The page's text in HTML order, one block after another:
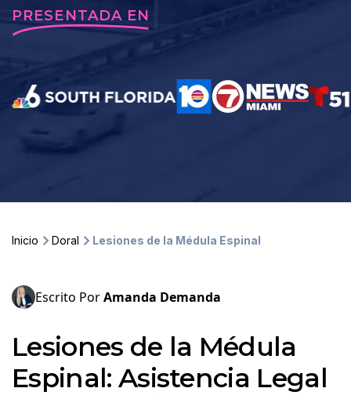
PRESENTADA EN
Inicio Doral Lesiones de la Médula Espinal
Escrito PorAmanda Demanda
Lesiones de la Médula
Espinal: Asistencia Legal